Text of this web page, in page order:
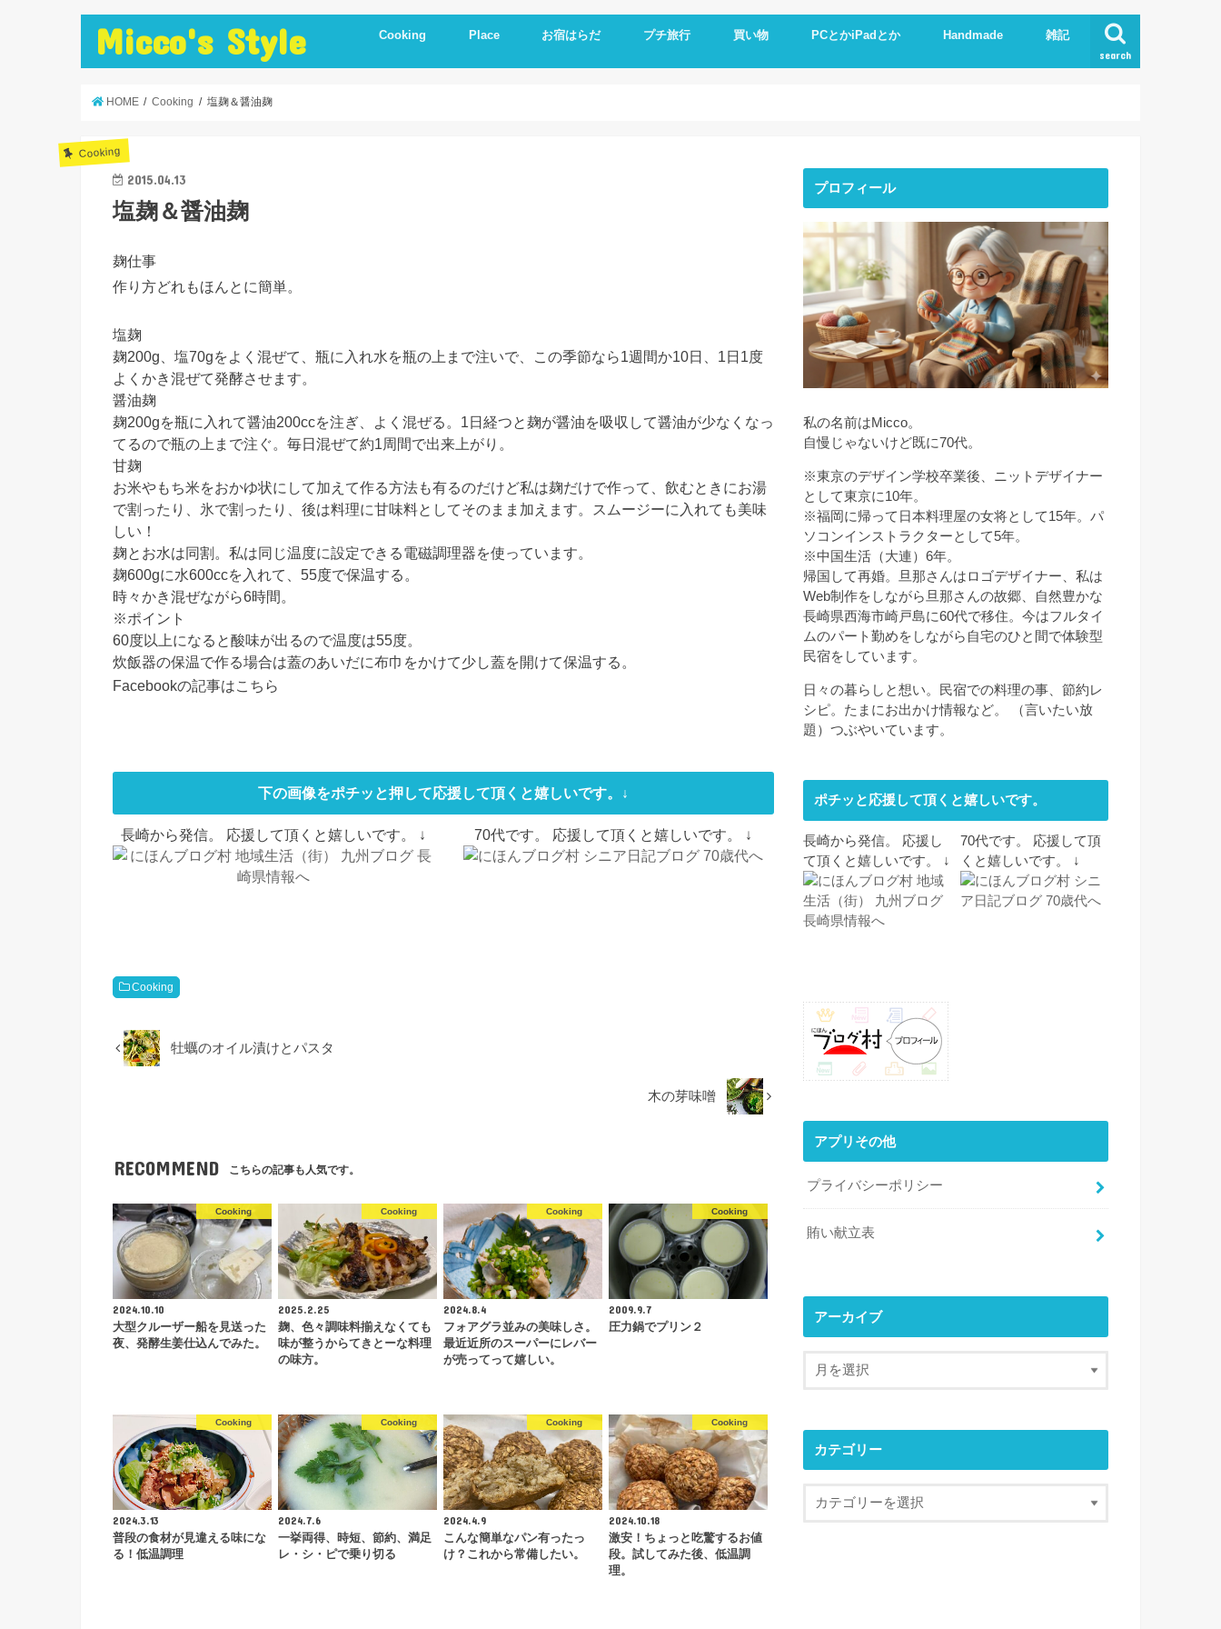
Micco's Style search
Cooking
cooking idea
冷蔵庫の残り物で作る
手抜き簡単レシピ
ダイエットレシピ
節約レシピ
保存食
炊飯器料理
簡単おやつ
低温調理
簡単＋一品
まかない
お弁当
レシピとか
美味しいもの
便利調理器
Place
崎戸
佐世保
長崎
大連
久留米
福岡
お宿はらだ
修学旅行
体験民宿夕ご飯
体験民宿朝食
プチ旅行
Hotel
朝食
ランチ
夕食
買い物
海外通販
PCとかiPadとか
iPhone
ipad
Excel.Word
AI
Handmade
Knit
ストーンアート
服作り
雑記
読書
HOME Cooking 塩麹＆醤油麹
Cooking
2015.04.13
塩麹＆醤油麹
麹仕事
作り方どれもほんとに簡単。
塩麹
麹200g、塩70gをよく混ぜて、瓶に入れ水を瓶の上まで注いで、この季節なら1週間か10日、1日1度
よくかき混ぜて発酵させます。
醤油麹
麹200gを瓶に入れて醤油200ccを注ぎ、よく混ぜる。1日経つと麹が醤油を吸収して醤油が少なくなっ
てるので瓶の上まで注ぐ。毎日混ぜて約1周間で出来上がり。
甘麹
お米やもち米をおかゆ状にして加えて作る方法も有るのだけど私は麹だけで作って、飲むときにお湯
で割ったり、氷で割ったり、後は料理に甘味料としてそのまま加えます。スムージーに入れても美味
しい！
麹とお水は同割。私は同じ温度に設定できる電磁調理器を使っています。
麹600gに水600ccを入れて、55度で保温する。
時々かき混ぜながら6時間。
※ポイント
60度以上になると酸味が出るので温度は55度。
炊飯器の保温で作る場合は蓋のあいだに布巾をかけて少し蓋を開けて保温する。
Facebookの記事はこちら
下の画像をポチッと押して応援して頂くと嬉しいです。↓
長崎から発信。 応援して頂くと嬉しいです。 ↓ 70代です。 応援して頂くと嬉しいです。 ↓
Cooking
牡蠣のオイル漬けとパスタ
木の芽味噌
RECOMMEND こちらの記事も人気です。
Cooking
2024.10.10
大型クルーザー船を見送った
夜、発酵生姜仕込んでみた。
Cooking
2025.2.25
麹、色々調味料揃えなくても
味が整うからてきとーな料理
の味方。
Cooking
2024.8.4
フォアグラ並みの美味しさ。
最近近所のスーパーにレバー
が売ってって嬉しい。
Cooking
2009.9.7
圧力鍋でプリン２
Cooking
2024.3.13
普段の食材が見違える味にな
る！低温調理
Cooking
2024.7.6
一挙両得、時短、節約、満足
レ・シ・ピで乗り切る
Cooking
2024.4.9
こんな簡単なパン有ったっ
け？これから常備したい。
Cooking
2024.10.18
激安！ちょっと吃驚するお値
段。試してみた後、低温調
理。
プロフィール
私の名前はMicco。
自慢じゃないけど既に70代。
※東京のデザイン学校卒業後、ニットデザイナー
として東京に10年。
※福岡に帰って日本料理屋の女将として15年。パ
ソコンインストラクターとして5年。
※中国生活（大連）6年。
帰国して再婚。旦那さんはロゴデザイナー、私は
Web制作をしながら旦那さんの故郷、自然豊かな
長崎県西海市崎戸島に60代で移住。今はフルタイ
ムのパート勤めをしながら自宅のひと間で体験型
民宿をしています。
日々の暮らしと想い。民宿での料理の事、節約レ
シピ。たまにお出かけ情報など。 （言いたい放
題）つぶやいています。
ポチッと応援して頂くと嬉しいです。
長崎から発信。 応援し
て頂くと嬉しいです。 ↓
70代です。 応援して頂
くと嬉しいです。 ↓
アプリその他
プライバシーポリシー
賄い献立表
アーカイブ
カテゴリー